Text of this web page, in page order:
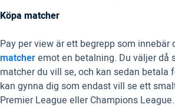
Köpa matcher
Pay per view är ett begrepp som innebär
matcheremot en betalning. Du väljer då
matcher du vill se, och kan sedan betala
kan gynna dig som endast vill se ett
Premier League eller Champions League.